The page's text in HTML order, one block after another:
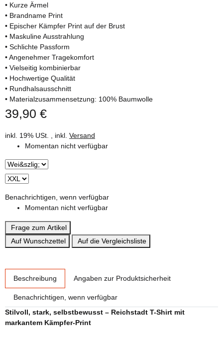
• Kurze Ärmel
• Brandname Print
• Epischer Kämpfer Print auf der Brust
• Maskuline Ausstrahlung
• Schlichte Passform
• Angenehmer Tragekomfort
• Vielseitig kombinierbar
• Hochwertige Qualität
• Rundhalsausschnitt
• Materialzusammensetzung: 100% Baumwolle
39,90 €
inkl. 19% USt. , inkl. Versand
Momentan nicht verfügbar
Benachrichtigen, wenn verfügbar
Momentan nicht verfügbar
Frage zum Artikel
Auf Wunschzettel
Auf die Vergleichsliste
Beschreibung Angaben zur Produktsicherheit
Benachrichtigen, wenn verfügbar
Stilvoll, stark, selbstbewusst – Reichstadt T-Shirt mit
markantem Kämpfer-Print